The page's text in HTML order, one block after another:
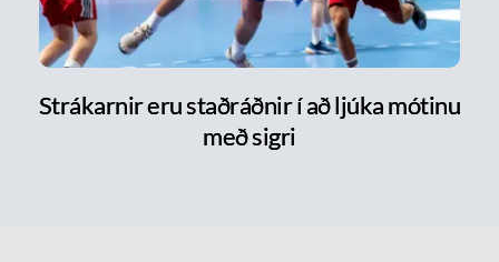
Strákarnir eru staðráðnir í að ljúka mótinu
með sigri